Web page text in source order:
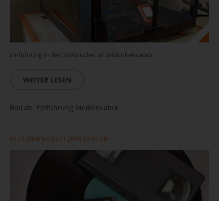
Einführung in den 3D-Drucker im Bibliothekslabor
WEITER LESEN
BibLab: Einführung MedienLabor
03.11.2026 bis 03.11.2026 10:00 Uhr